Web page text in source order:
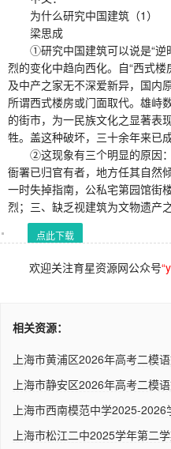
为什么研究中国建筑（1）
梁思成
①研究中国建筑可以说是“逆
烈的变化中趋向西化。自“西式
及中产之家无不深爱新异，国内
所谓西式楼房或门面取代。雄峙
的街市，为一民族文化之显著表
牲。盖这种破坏，三十余年来已
②这现象有三个明显的原因：
衙署已归官有者，地方任其自然
一时失掉指南，公私宅第园馆街
烈；三、缺乏视建筑为文物遗产
点此下载
欢迎关注育星资源网公众号
相关资源：
上海市黄浦区2026年高考二模
上海市静安区2026年高考二模
上海市西南模范中学2025-
上海市松江二中2025学年第二